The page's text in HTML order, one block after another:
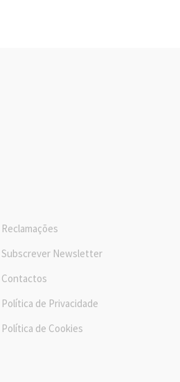
Reclamações
Subscrever Newsletter
Contactos
Política de Privacidade
Política de Cookies